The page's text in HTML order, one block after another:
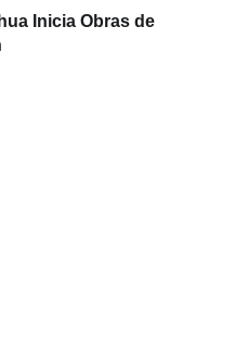
Inicia Obras de